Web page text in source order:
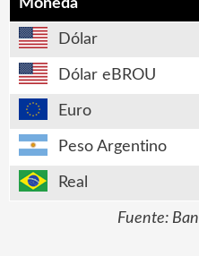
Moneda
Dólar
Dólar eBROU
Euro
Peso Argentino
Real
Fuente: